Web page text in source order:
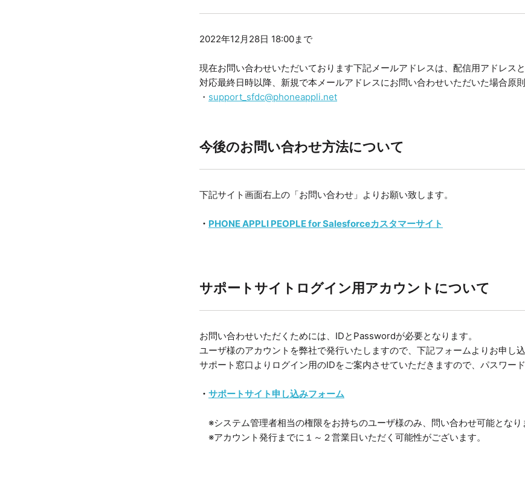
2022年12月28日 18:00まで
現在お問い合わせいただいております下記メールアドレスは、配信用アドレスと
対応最終日時以降、新規で本メールアドレスにお問い合わせいただいた場合原
・ support_sfdc@phoneappli.net
今後のお問い合わせ方法について
下記サイト画面右上の「お問い合わせ」よりお願い致します。
・ PHONE APPLI PEOPLE for Salesforceカスタマーサイト
サポートサイトログイン用アカウントについて
お問い合わせいただくためには、IDとPasswordが必要となります。
ユーザ様のアカウントを弊社で発行いたしますので、下記フォームよりお申し
サポート窓口よりログイン用のIDをご案内させていただきますので、パスワー
・ サポートサイト申し込みフォーム
※システム管理者相当の権限をお持ちのユーザ様のみ、問い合わせ可能となり
※アカウント発行までに１～２営業日いただく可能性がございます。